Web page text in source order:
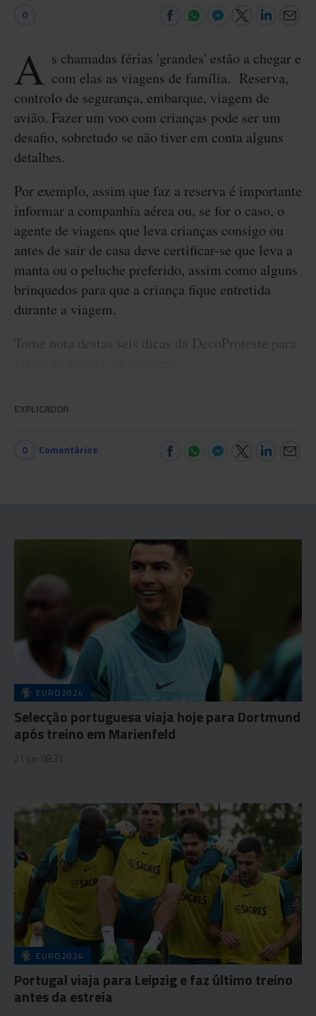
0
A s chamadas férias 'grandes' estão a chegar e
com elas as viagens de família. Reserva,
controlo de segurança, embarque, viagem de
avião. Fazer um voo com crianças pode ser um
desafio, sobretudo se não tiver em conta alguns
detalhes.
Por exemplo, assim que faz a reserva é importante
informar a companhia aérea ou, se for o caso, o
agente de viagens que leva crianças consigo ou
antes de sair de casa deve certificar-se que leva a
manta ou o peluche preferido, assim como alguns
brinquedos para que a criança fique entretida
durante a viagem.
Tome nota destas seis dicas da DecoProteste para
EXPLICADOR
0 Comentários
EURO2024
Selecção portuguesa viaja hoje para Dortmund
após treino em Marienfeld
21 Jun 08:33
EURO2024
Portugal viaja para Leipzig e faz último treino
antes da estreia